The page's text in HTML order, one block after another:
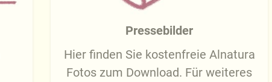
Pressebilder
Hier finden Sie kostenfreie Alnatura
Fotos zum Download. Für weiteres